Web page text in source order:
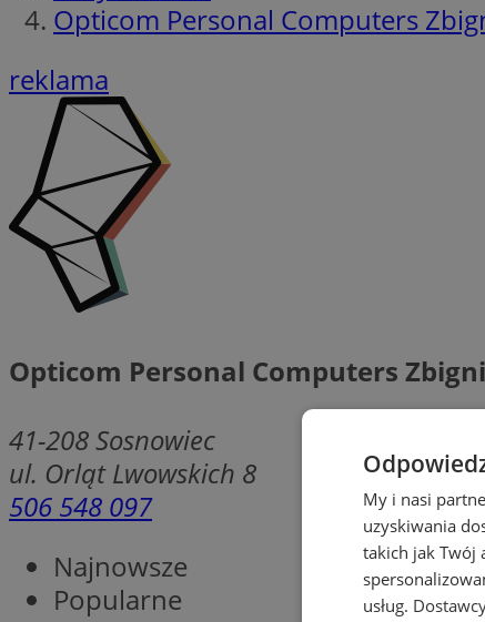
Opticom Personal Computers
reklama
Opticom Personal Computers
41-208Sosnowiec
ul. Orląt Lwowskich 8
506 548 097
Najnowsze
Popularne
My i nasi
uzyskiwania
takich jak Twój
usług.